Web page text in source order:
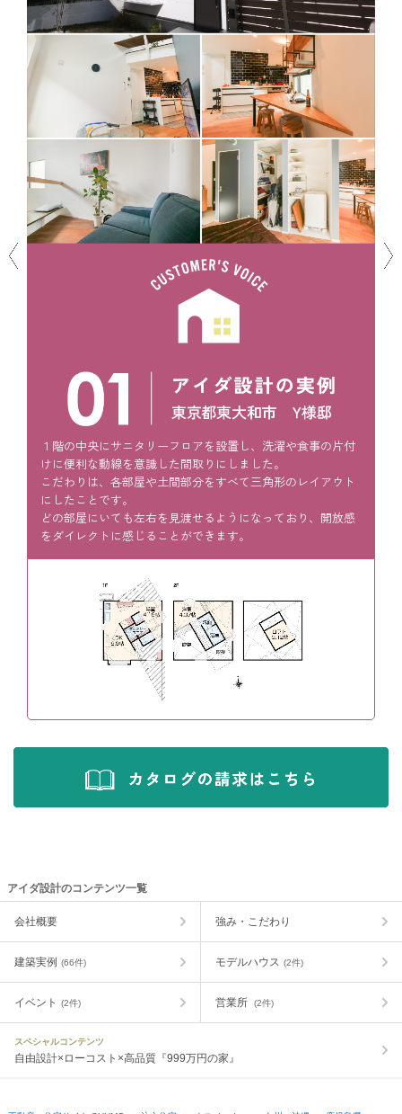
１階の中央にサニタリーフロアを設置し、洗濯や食事の片付
けに便利な動線を意識した間取りにしました。
こだわりは、各部屋や土間部分をすべて三角形のレイアウト
にしたことです。
どの部屋にいても左右を見渡せるようになっており、開放感
をダイレクトに感じることができます。
アイダ設計のコンテンツ一覧
会社概要 強み・こだわり
建築実例 (66件) モデルハウス (2件)
イベント (2件) 営業所 (2件)
スペシャルコンテンツ
自由設計×ローコスト×高品質『999万円の家』